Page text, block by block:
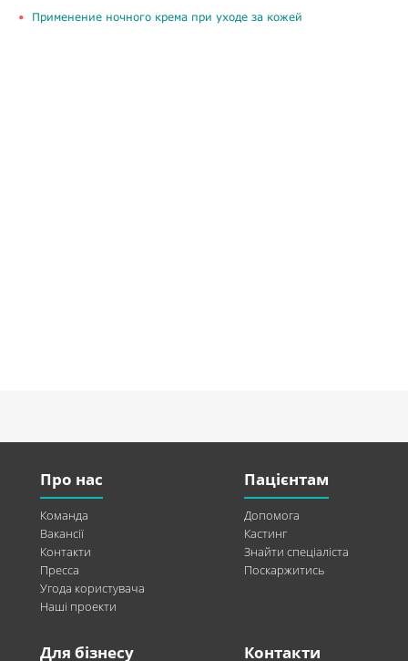
Применение ночного крема при уходе за кожей
Про нас
Команда
Вакансії
Контакти
Пресса
Угода користувача
Наші проекти
Пацієнтам
Допомога
Кастинг
Знайти спеціаліста
Поскаржитись
Для бізнесу Контакти